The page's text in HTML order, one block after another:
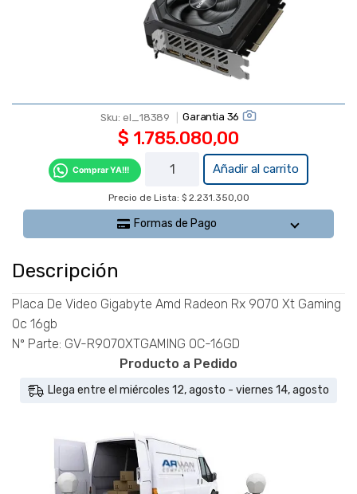
Sku:el_18389 Garantia 36
$ 1.785.080,00
Comprar YA!!!
Placa De
Gigabyte
Amd
Radeon
Gaming
cantidad
Añadir al carrito
Precio de Lista: $ 2.231.350,00
Formas de Pago
Descripción
Placa De Video Gigabyte Amd Radeon Rx 9070 Xt Gaming
Oc 16gb
Nº Parte: GV-R9070XTGAMING OC-16GD
Producto a Pedido
Llega entre el miércoles 12, agosto - viernes 14, agosto